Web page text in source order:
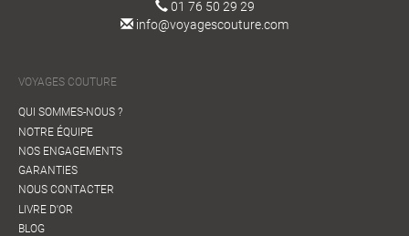
01 76 50 29 29
info@voyagescouture.com
VOYAGES COUTURE
QUI SOMMES-NOUS ?
NOTRE ÉQUIPE
NOS ENGAGEMENTS
GARANTIES
NOUS CONTACTER
LIVRE D'OR
BLOG